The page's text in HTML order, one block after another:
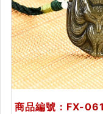
商品編號：FX-061